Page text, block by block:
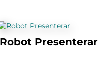
Robot Presenterar